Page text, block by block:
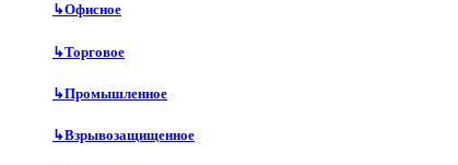
↳Офисное
↳Торговое
↳Промышленное
↳Взрывозащищенное